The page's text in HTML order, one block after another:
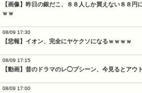
【画像】昨日の銀だこ、８８人しか買えない８８円
ｗｗ
08/09 17:30
【悲報】イオン、完全にヤケクソになるｗｗｗｗ
08/09 17:15
【動画】昔のドラマのレ◯プシーン、今見るとアウ
08/09 17:00